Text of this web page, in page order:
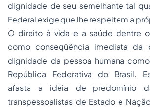
dignidade de seu semelhante tal
Federal exige que lhe respeitem a
O direito à vida e a saúde dentre
como conseqüência imediata da
dignidade da pessoa humana
República Federativa do Brasil.
afasta a idéia de predomínio
transpessoalistas de Estado e